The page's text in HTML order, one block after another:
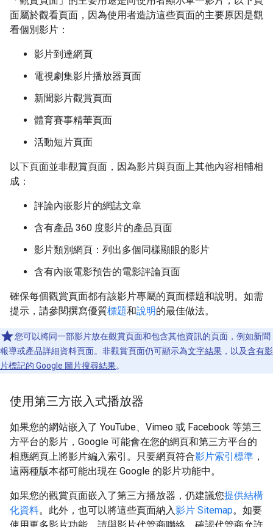
面屬於觀看頁面，因為使用者造訪這些頁面的主要原因是觀
看個別影片：
影片到達網頁
電視劇集影片播放器頁面
新聞影片觀賞頁面
體育賽事精華頁面
活動短片頁面
以下頁面並非觀賞頁面，因為影片與頁面上其他內容相輔相
成：
評論內嵌影片的網誌文章
含有產品 360 度影片的產品頁面
影片類別網頁：列出多個同樣顯眼的影片
含有內嵌電影預告的電影評論頁面
確保每個觀賞頁面都有該影片專屬的頁面標題和說明。如需
提示，請參閱撰寫優質標題和說明的最佳做法。
您可以將同一部影片放在觀賞頁面和包含其他資訊的頁面，例如新聞
報導或產品詳細資料頁面。非觀賞頁面仍可顯示為文字結果 ，以及含有影
片標記的 Google 圖片搜尋結果。
使用第三方嵌入式播放器
如果您的網站嵌入了 YouTube、Vimeo 或 Facebook 等第三
方平台的影片，Google 可能會在您的網頁和第三方平台的
相應網頁上將影片編入索引。只要網頁符合影片索引標準 ，
這兩種版本都可能出現在 Google 的影片功能中。
如果您的觀賞頁面嵌入了第三方播放器，仍建議您提供結構
化資料。此外，也可以將這些頁面納入影片 Sitemap。如要